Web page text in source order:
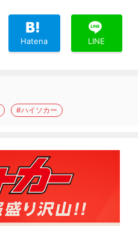
Hatena LINE
#ハイソカー